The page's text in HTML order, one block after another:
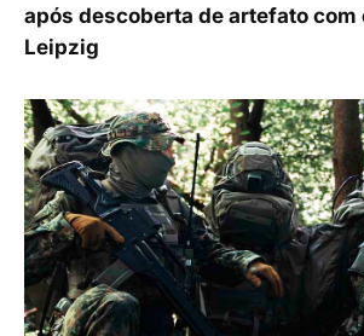
após descoberta de artefato com
Leipzig